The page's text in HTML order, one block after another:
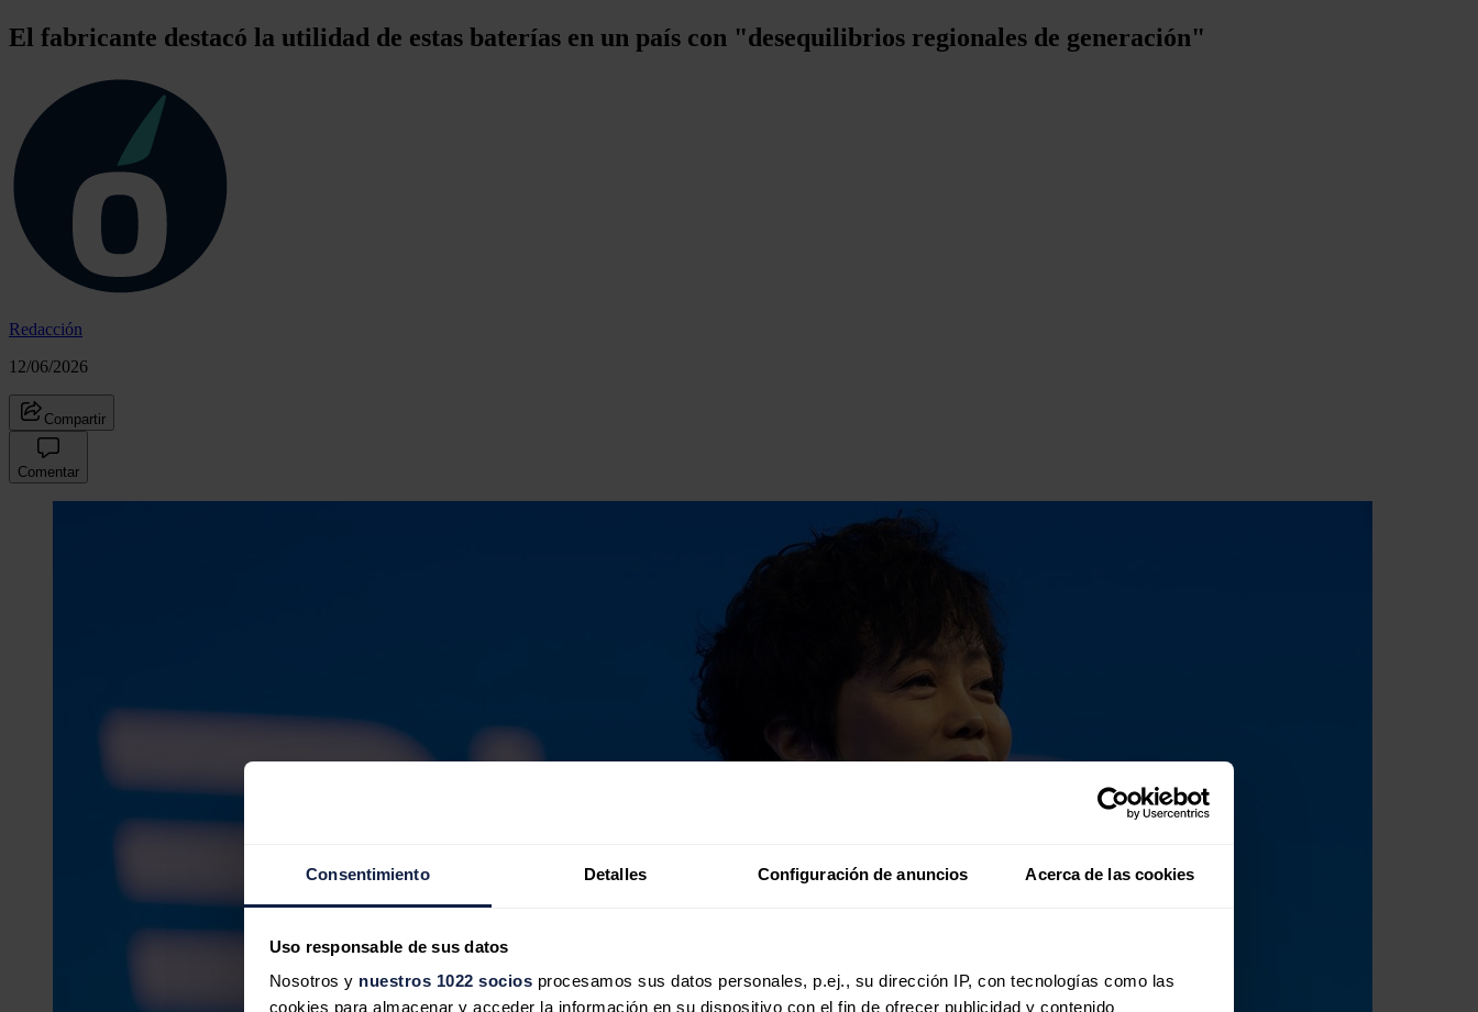
Consentimiento Detalles Configuración de anuncios Acerca de las cookies
Uso responsable de sus datos
Nosotros y nuestros 1022 socios procesamos sus datos personales, p.ej., su dirección IP, con tecnologías como las
cookies para almacenar y acceder la información en su dispositivo con el fin de ofrecer publicidad y contenido
El fabricante destacó la utilidad de estas baterías en un país con "desequilibrios regionales de generación"
Redacción
12/06/2026
Compartir
Comentar